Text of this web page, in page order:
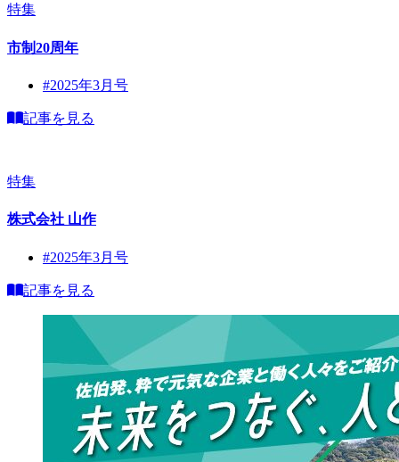
特集
市制20周年
#2025年3月号
記事を見る
特集
株式会社 山作
#2025年3月号
記事を見る